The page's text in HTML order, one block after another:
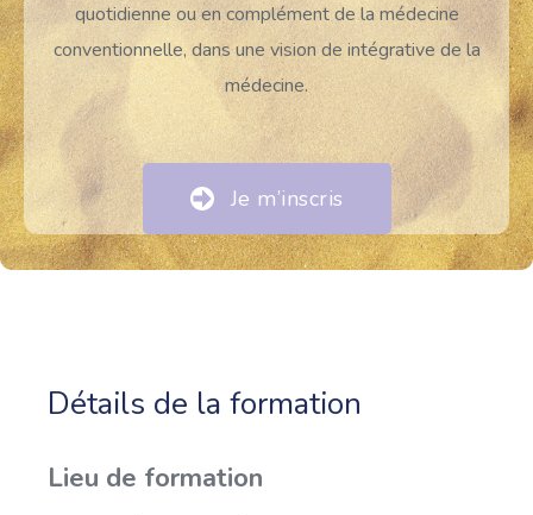
quotidienne ou en complément de la médecine
conventionnelle, dans une vision de intégrative de la
médecine.
Je m’inscris
Détails de la formation
Lieu de formation